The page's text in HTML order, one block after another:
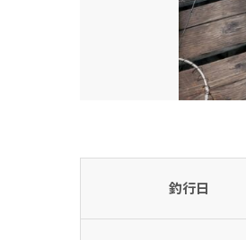
釣行日